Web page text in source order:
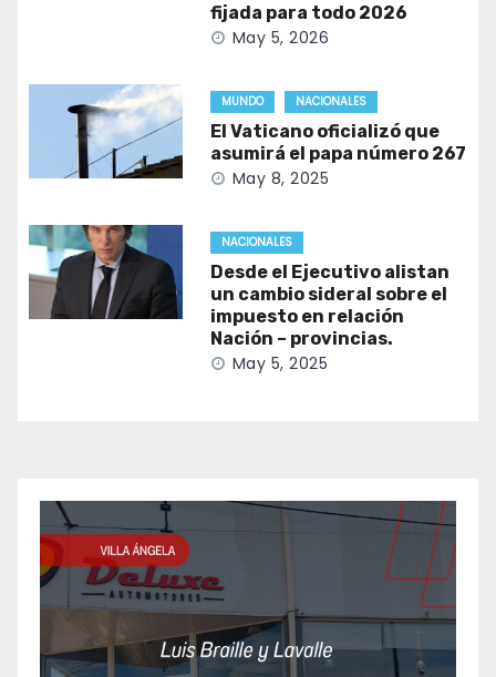
fijada para todo 2026
May 5, 2026
MUNDO NACIONALES
El Vaticano oficializó que
asumirá el papa número 267
May 8, 2025
NACIONALES
Desde el Ejecutivo alistan
un cambio sideral sobre el
impuesto en relación
Nación – provincias.
May 5, 2025